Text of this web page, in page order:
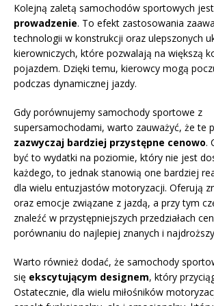
Kolejną zaletą samochodów sportowych jest
prowadzenie. To efekt zastosowania
technologii w konstrukcji oraz ulepszonych
kierowniczych, które pozwalają na większą
pojazdem. Dzięki temu, kierowcy mogą
podczas dynamicznej jazdy.
Gdy porównujemy samochody sportowe z
supersamochodami, warto zauważyć, że te
zazwyczaj bardziej przystępne cenowo.
być to wydatki na poziomie, który nie jest
każdego, to jednak stanowią one bardziej
dla wielu entuzjastów motoryzacji. Oferują
oraz emocje związane z jazdą, a przy tym
znaleźć w przystępniejszych przedziałach
porównaniu do najlepiej znanych i
Warto również dodać, że samochody
się ekscytującym designem, który
Ostatecznie, dla wielu miłośników